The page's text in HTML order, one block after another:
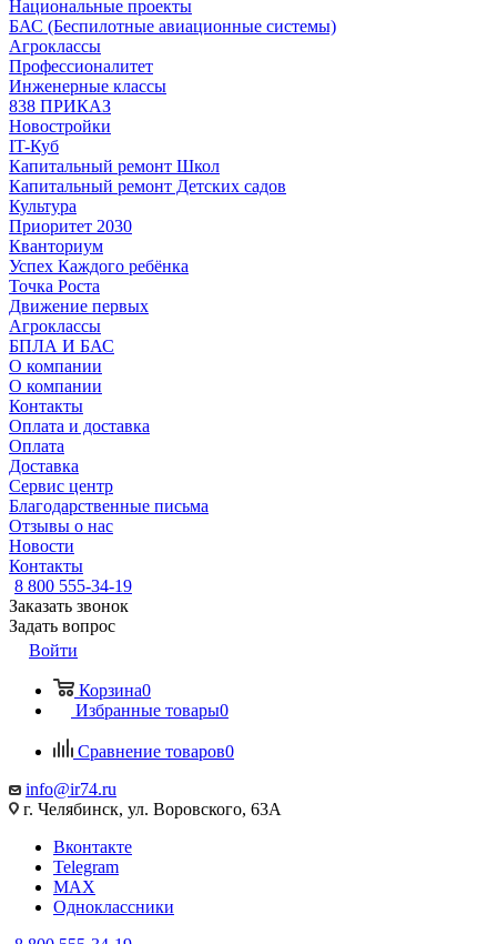
Национальные проекты
БАС (Беспилотные авиационные системы)
Агроклассы
Профессионалитет
Инженерные классы
838 ПРИКАЗ
Новостройки
IT-Куб
Капитальный ремонт Школ
Капитальный ремонт Детских садов
Культура
Приоритет 2030
Кванториум
Успех Каждого ребёнка
Точка Роста
Движение первых
Агроклассы
БПЛА И БАС
О компании
О компании
Контакты
Оплата и доставка
Оплата
Доставка
Сервис центр
Благодарственные письма
Отзывы о нас
Новости
Контакты
8 800 555-34-19
Заказать звонок
Задать вопрос
Войти
Корзина0
Избранные товары0
Сравнение товаров0
info@ir74.ru
г. Челябинск, ул. Воровского, 63А
Вконтакте
Telegram
MAX
Одноклассники